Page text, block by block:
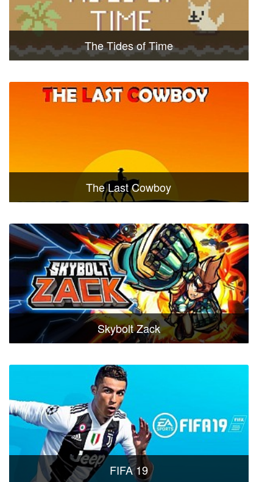
The Tides of Time
The Last Cowboy
Skybolt Zack
FIFA 19